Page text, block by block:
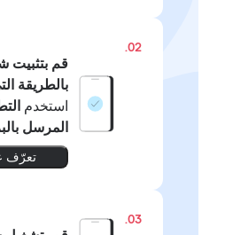
قم بتثبيت شريحة eSIM
بالطريقة التي
استخدمالتطبيق
المرسل بالبريد
تعرّف على